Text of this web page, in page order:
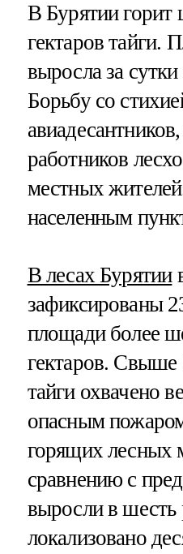
В Бурятии горит
гектаров тайги.
выросла за
Борьбу со
работников
местных
населенным
В лесах Бурятии
зафиксированы
площади более
гектаров. Свыше
тайги охвачено
опасным
горящих лесных
сравнению с
выросли в шесть
локализовано